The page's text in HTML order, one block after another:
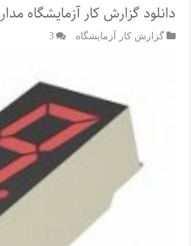
دانلود گزارش کار آزمایشگاه
گزارش کار آزمایشگاه 3